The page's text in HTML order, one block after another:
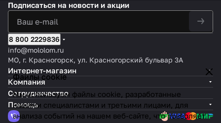
Файлы cookie
Мы используем файлы cookie, разработанные
нашими специалистами и третьими лицами, для
анализа событий на нашем веб-сайте, что позволяет
Подписаться на новости и акции
8 800 2229836
info@mololom.ru
МО, г. Красногорск, ул. Красногорский бульвар 3А
Интернет-магазин
Компания
Сотрудничество
Помощь